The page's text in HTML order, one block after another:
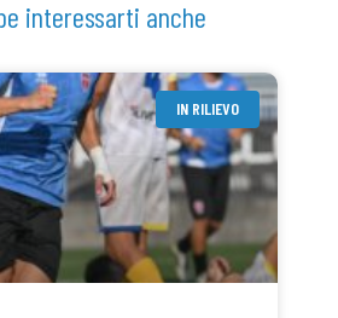
interessarti anche
IN RILIEVO